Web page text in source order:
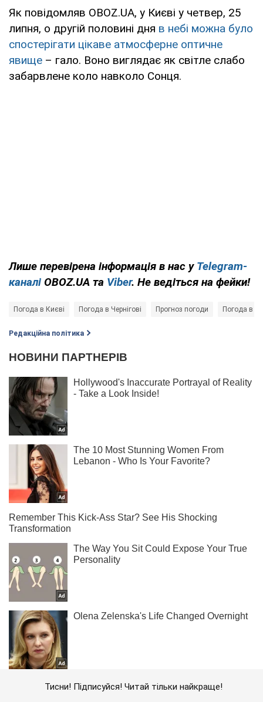
Як повідомляв OBOZ.UA, у Києві у четвер, 25
липня, о другій половині дня в небі можна було
спостерігати цікаве атмосферне оптичне
явище – гало. Воно виглядає як світле слабо
забарвлене коло навколо Сонця.
Лише перевірена інформація в нас у Telegram-
каналі OBOZ.UA та Viber. Не ведіться на фейки!
Погода в Києві Погода в Чернігові Прогноз погоди Погода в
Редакційна політика
Тисни! Підписуйся! Читай тільки найкраще!